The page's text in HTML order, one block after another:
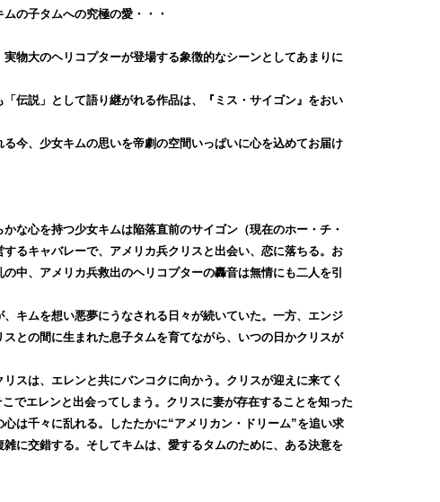
の子タムへの究極の愛・・・
物大のヘリコプターが登場する象徴的なシーンとしてあまりに
伝説」として語り継がれる作品は、『ミス・サイゴン』をおい
今、少女キムの思いを帝劇の空間いっぱいに心を込めてお届け
な心を持つ少女キムは陥落直前のサイゴン（現在のホー・チ・
るキャバレーで、アメリカ兵クリスと出会い、恋に落ちる。お
中、アメリカ兵救出のヘリコプターの轟音は無情にも二人を引
キムを想い悪夢にうなされる日々が続いていた。一方、エンジ
との間に生まれた息子タムを育てながら、いつの日かクリスが
スは、エレンと共にバンコクに向かう。クリスが迎えに来てく
でエレンと出会ってしまう。クリスに妻が存在することを知った
は千々に乱れる。したたかに“アメリカン・ドリーム”を追い求
に交錯する。そしてキムは、愛するタムのために、ある決意を